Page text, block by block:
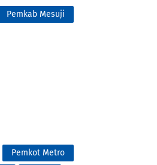
Pemkab Mesuji
Pemkot Metro